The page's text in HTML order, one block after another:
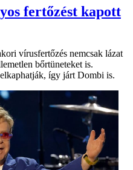
fertőzést kapott
vírusfertőzés nemcsak lázat
bőrtüneteket is.
így járt Dombi is.